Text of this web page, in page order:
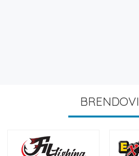
BRENDOVI